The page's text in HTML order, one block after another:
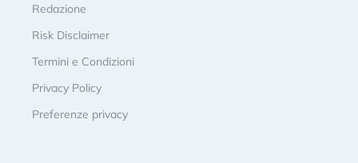
Redazione
Risk Disclaimer
Termini e Condizioni
Privacy Policy
Preferenze privacy